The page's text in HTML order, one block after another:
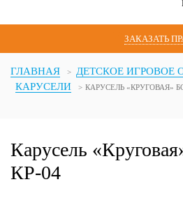
ЗАКАЗАТЬ
ГЛАВНАЯ
ДЕТСКОЕ ИГРОВОЕ
КАРУСЕЛИ
КАРУСЕЛЬ «КРУГОВАЯ»
Карусель
КР-04